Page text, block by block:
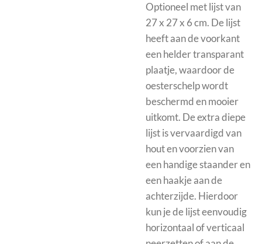
Optioneel metlijst van
27 x 27 x 6 cm. De lijst
heeft aan de voorkant
een helder transparant
plaatje, waardoor de
oesterschelp wordt
beschermd en mooier
uitkomt. De extra diepe
lijst is vervaardigd van
hout en voorzien van
een handige staander en
een haakje aan de
achterzijde. Hierdoor
kun je de lijst eenvoudig
horizontaal of verticaal